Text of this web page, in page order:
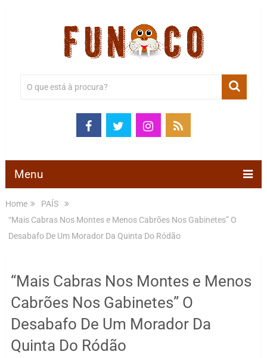
Menu
Home
PAÍS
“Mais Cabras Nos Montes e Menos Cabrões Nos Gabinetes” O
Desabafo De Um Morador Da Quinta Do Ródão
“Mais Cabras Nos Montes e Menos
Cabrões Nos Gabinetes” O
Desabafo De Um Morador Da
Quinta Do Ródão